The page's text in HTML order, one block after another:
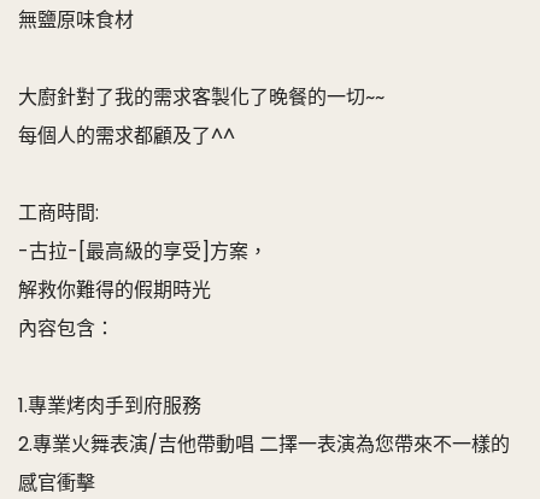
無鹽原味食材
大廚針對了我的需求客製化了晚餐的一切~~
每個人的需求都顧及了^^
工商時間:
-古拉-[最高級的享受]方案，
解救你難得的假期時光
內容包含：
1.專業烤肉手到府服務
2.專業火舞表演/吉他帶動唱 二擇一表演為您帶來不一樣的
感官衝擊